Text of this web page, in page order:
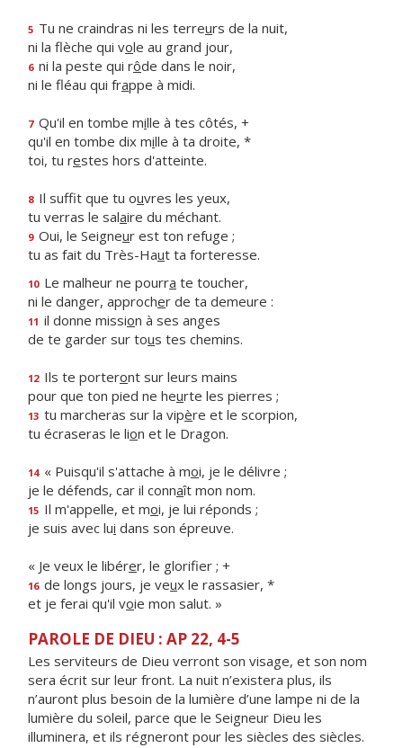
5 Tu ne craindras ni les terreurs de la nuit,
ni la flèche qui vole au grand jour,
6 ni la peste qui rôde dans le noir,
ni le fléau qui frappe à midi.
7 Qu'il en tombe mille à tes côtés, +
qu'il en tombe dix mille à ta droite, *
toi, tu restes hors d'atteinte.
8 Il suffit que tu ouvres les yeux,
tu verras le salaire du méchant.
9 Oui, le Seigneur est ton refuge ;
tu as fait du Très-Haut ta forteresse.
10 Le malheur ne pourra te toucher,
ni le danger, approcher de ta demeure :
11 il donne mission à ses anges
de te garder sur tous tes chemins.
12 Ils te porteront sur leurs mains
pour que ton pied ne heurte les pierres ;
13 tu marcheras sur la vipère et le scorpion,
tu écraseras le lion et le Dragon.
14 « Puisqu'il s'attache à moi, je le délivre ;
je le défends, car il connaît mon nom.
15 Il m'appelle, et moi, je lui réponds ;
je suis avec lui dans son épreuve.
« Je veux le libérer, le glorifier ; +
16 de longs jours, je veux le rassasier, *
et je ferai qu'il voie mon salut. »
PAROLE DE DIEU : AP 22, 4-5
Les serviteurs de Dieu verront son visage, et son nom
sera écrit sur leur front. La nuit n’existera plus, ils
n’auront plus besoin de la lumière d’une lampe ni de la
lumière du soleil, parce que le Seigneur Dieu les
illuminera, et ils régneront pour les siècles des siècles.